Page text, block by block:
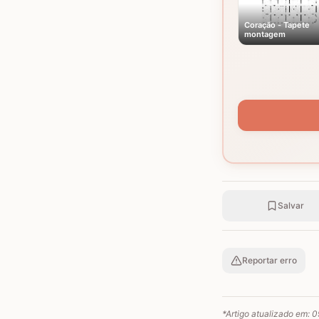
Coração - Tapete
montagem
Salvar
Reportar erro
*Artigo atualizado em: